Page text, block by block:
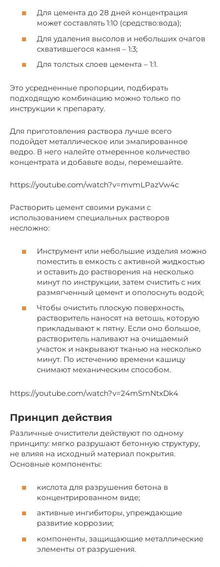
Для цемента до 28 дней концентрация
может составлять 1:10 (средство:вода);
Для удаления высолов и небольших очагов
схватившегося камня – 1:3;
Для толстых слоев цемента – 1:1.
Это усредненные пропорции, подбирать
подходящую комбинацию можно только по
инструкции к препарату.
Для приготовления раствора лучше всего
подойдет металлическое или эмалированное
ведро. В него налейте отмеренное количество
концентрата и добавьте воды, перемешайте.
https://youtube.com/watch?v=mvmLPazVw4c
Растворить цемент своими руками с
использованием специальных растворов
несложно:
Инструмент или небольшие изделия можно
поместить в емкость с активной жидкостью
и оставить до растворения на несколько
минут по инструкции, затем счистить с них
размягченный цемент и ополоснуть водой;
Чтобы очистить плоскую поверхность,
растворитель наносят на ветошь, которую
прикладывают к пятну. Если оно большое,
растворитель наливают на очищаемый
участок и накрывают тканью на несколько
минут. По истечению времени кашицу
снимают механическим способом.
https://youtube.com/watch?v=24mSmNtxDk4
Принцип действия
Различные очистители действуют по одному
принципу: мягко разрушают бетонную структуру,
не влияя на исходный материал покрытия.
Основные компоненты:
кислота для разрушения бетона в
концентрированном виде;
активные ингибиторы, упреждающие
развитие коррозии;
компоненты, защищающие металлические
элементы от разрушения.